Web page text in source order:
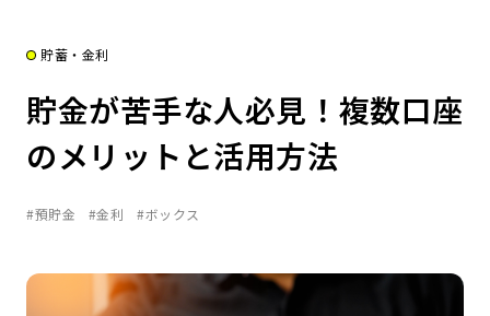
貯蓄・金利
貯金が苦手な人必見！複数口座
のメリットと活用方法
#預貯金 #金利 #ボックス